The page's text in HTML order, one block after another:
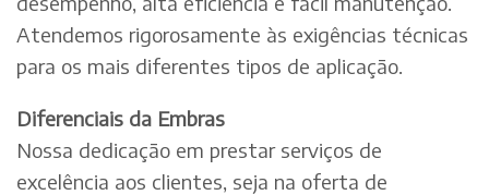
Atendemos rigorosamente às exigências técnicas
para os mais diferentes tipos de aplicação.
Diferenciais da Embras
Nossa dedicação em prestar serviços de
excelência aos clientes, seja na oferta de